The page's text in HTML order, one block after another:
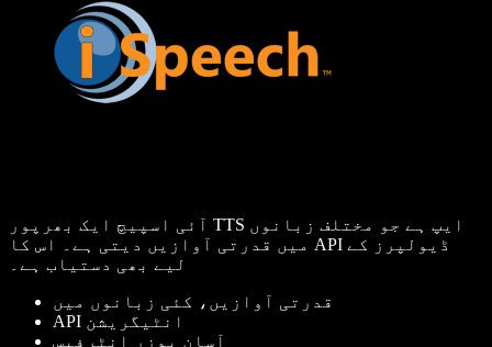
آئی اسپیچ ایک بھرپور TTS ایپ ہے جو مختلف زبانوں
میں قدرتی آوازیں دیتی ہے۔ اس کا API ڈیولپرز کے
لیے بھی دستیاب ہے۔
قدرتی آوازیں، کئی زبانوں میں
API انٹیگریشن
آسان یوزر انٹرفیس